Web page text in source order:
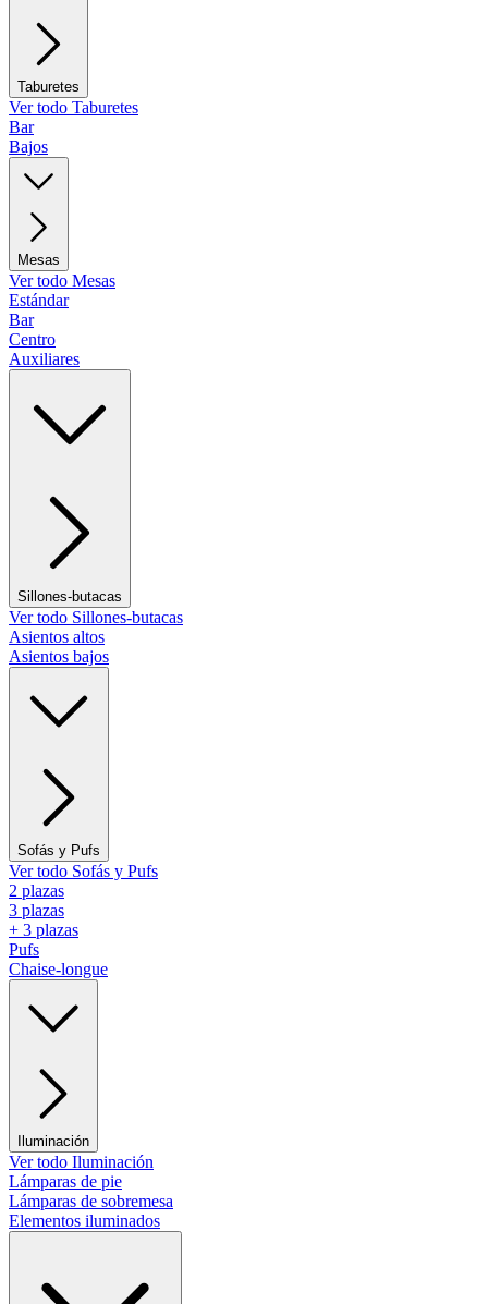
Taburetes
Ver todo Taburetes
Bar
Bajos
Mesas
Ver todo Mesas
Estándar
Bar
Centro
Auxiliares
Sillones-butacas
Ver todo Sillones-butacas
Asientos altos
Asientos bajos
Sofás y Pufs
Ver todo Sofás y Pufs
2 plazas
3 plazas
+ 3 plazas
Pufs
Chaise-longue
Iluminación
Ver todo Iluminación
Lámparas de pie
Lámparas de sobremesa
Elementos iluminados